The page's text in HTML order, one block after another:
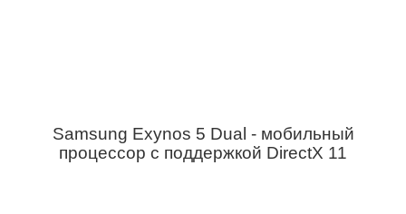
Samsung Exynos 5 Dual - мобильный
процессор с поддержкой DirectX 11